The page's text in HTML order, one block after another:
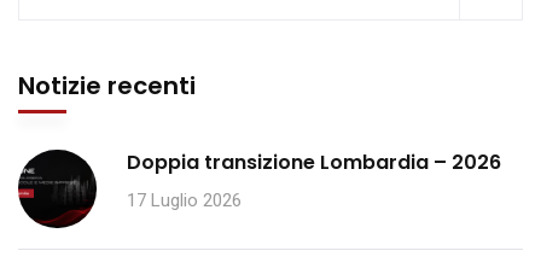
Notizie recenti
Doppia transizione Lombardia – 2026
17 Luglio 2026